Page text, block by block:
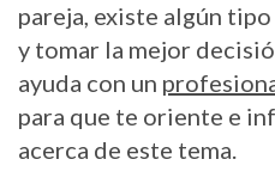
pareja, existe algún
y tomar la mejor
ayuda con un
para que te oriente e
acerca de este tema.